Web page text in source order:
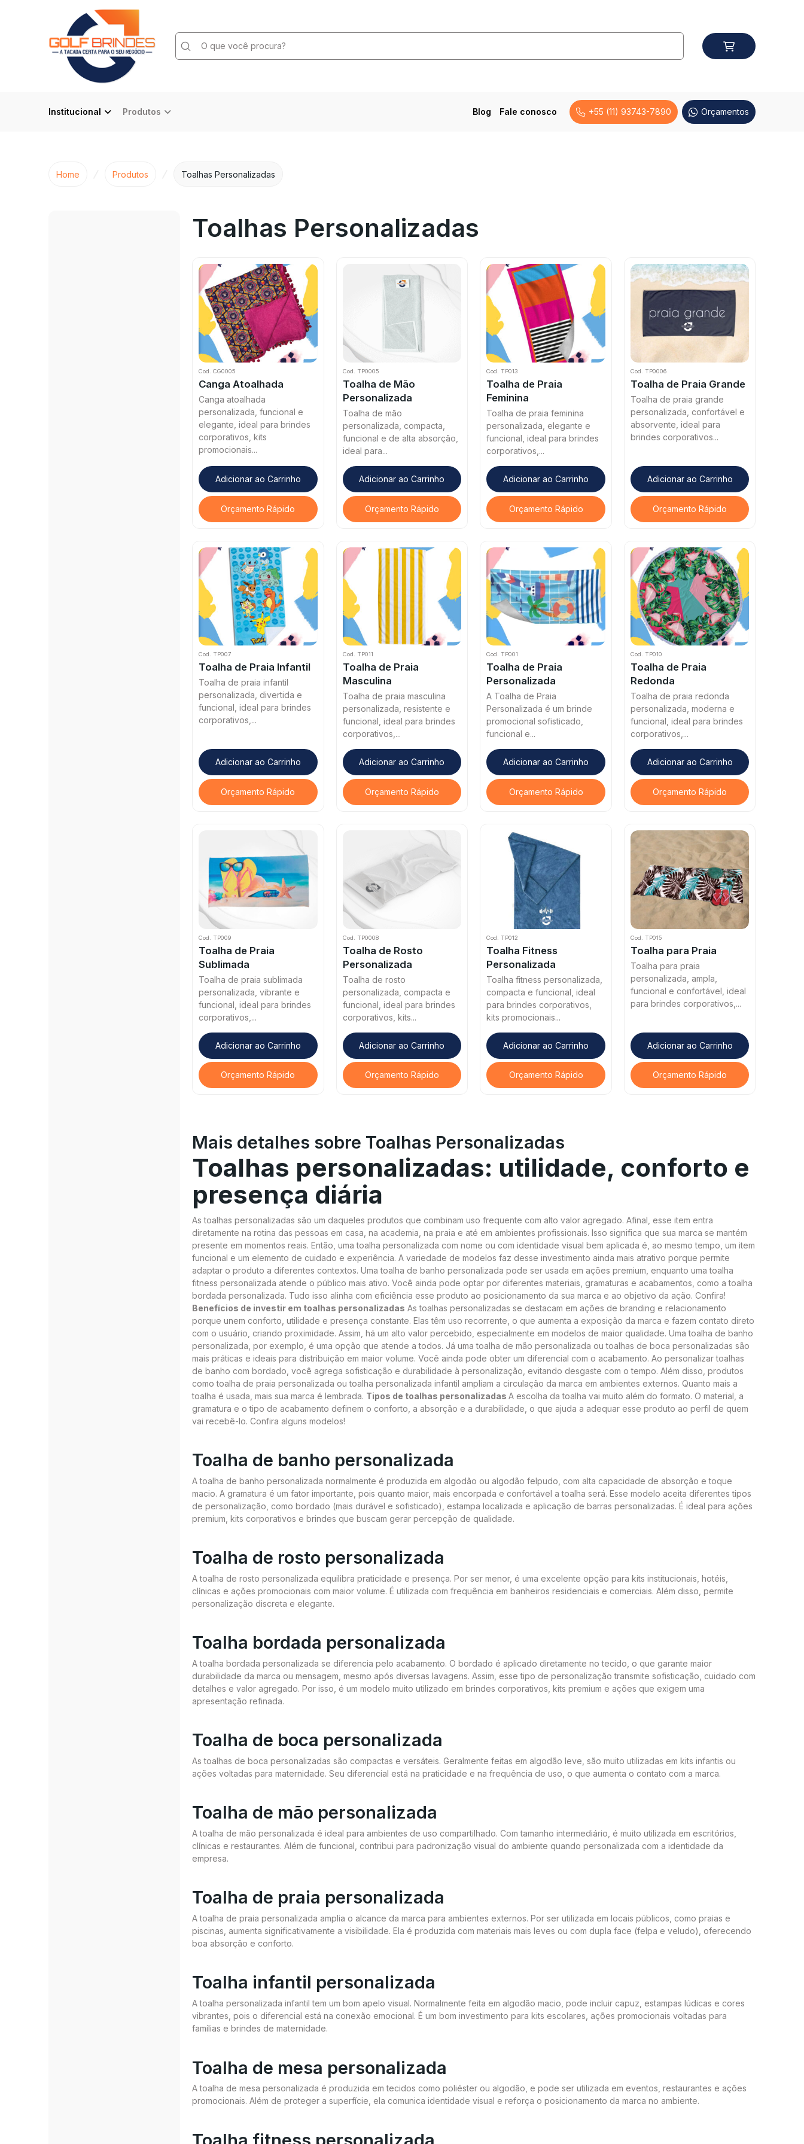
Search
Submit
Institucional Produtos Blog Fale conosco +55 (11) 93743-7890 Orçamentos
Home Produtos Toalhas Personalizadas
Toalhas Personalizadas
Cod. CG0005
Canga Atoalhada
Canga atoalhada
personalizada, funcional e
elegante, ideal para brindes
corporativos, kits
promocionais...
Adicionar ao Carrinho
Orçamento Rápido
Cod. TP0005
Toalha de Mão
Personalizada
Toalha de mão
personalizada, compacta,
funcional e de alta absorção,
ideal para...
Adicionar ao Carrinho
Orçamento Rápido
Cod. TP013
Toalha de Praia
Feminina
Toalha de praia feminina
personalizada, elegante e
funcional, ideal para brindes
corporativos,...
Adicionar ao Carrinho
Orçamento Rápido
Cod. TP0006
Toalha de Praia Grande
Toalha de praia grande
personalizada, confortável e
absorvente, ideal para
brindes corporativos...
Adicionar ao Carrinho
Orçamento Rápido
Cod. TP007
Toalha de Praia Infantil
Toalha de praia infantil
personalizada, divertida e
funcional, ideal para brindes
corporativos,...
Adicionar ao Carrinho
Orçamento Rápido
Cod. TP011
Toalha de Praia
Masculina
Toalha de praia masculina
personalizada, resistente e
funcional, ideal para brindes
corporativos,...
Adicionar ao Carrinho
Orçamento Rápido
Cod. TP001
Toalha de Praia
Personalizada
A Toalha de Praia
Personalizada é um brinde
promocional sofisticado,
funcional e...
Adicionar ao Carrinho
Orçamento Rápido
Cod. TP010
Toalha de Praia
Redonda
Toalha de praia redonda
personalizada, moderna e
funcional, ideal para brindes
corporativos,...
Adicionar ao Carrinho
Orçamento Rápido
Cod. TP009
Toalha de Praia
Sublimada
Toalha de praia sublimada
personalizada, vibrante e
funcional, ideal para brindes
corporativos,...
Adicionar ao Carrinho
Orçamento Rápido
Cod. TP0008
Toalha de Rosto
Personalizada
Toalha de rosto
personalizada, compacta e
funcional, ideal para brindes
corporativos, kits...
Adicionar ao Carrinho
Orçamento Rápido
Cod. TP012
Toalha Fitness
Personalizada
Toalha fitness personalizada,
compacta e funcional, ideal
para brindes corporativos,
kits promocionais...
Adicionar ao Carrinho
Orçamento Rápido
Cod. TP015
Toalha para Praia
Toalha para praia
personalizada, ampla,
funcional e confortável, ideal
para brindes corporativos,...
Adicionar ao Carrinho
Orçamento Rápido
Mais detalhes sobre Toalhas Personalizadas
Toalhas personalizadas: utilidade, conforto e
presença diária
As toalhas personalizadas são um daqueles produtos que combinam uso frequente com alto valor agregado. Afinal, esse item entra
diretamente na rotina das pessoas em casa, na academia, na praia e até em ambientes profissionais. Isso significa que sua marca se mantém
presente em momentos reais. Então, uma toalha personalizada com nome ou com identidade visual bem aplicada é, ao mesmo tempo, um item
funcional e um elemento de cuidado e experiência. A variedade de modelos faz desse investimento ainda mais atrativo porque permite
adaptar o produto a diferentes contextos. Uma toalha de banho personalizada pode ser usada em ações premium, enquanto uma toalha
fitness personalizada atende o público mais ativo. Você ainda pode optar por diferentes materiais, gramaturas e acabamentos, como a toalha
bordada personalizada. Tudo isso alinha com eficiência esse produto ao posicionamento da sua marca e ao objetivo da ação. Confira!
Benefícios de investir em toalhas personalizadas As toalhas personalizadas se destacam em ações de branding e relacionamento
porque unem conforto, utilidade e presença constante. Elas têm uso recorrente, o que aumenta a exposição da marca e fazem contato direto
com o usuário, criando proximidade. Assim, há um alto valor percebido, especialmente em modelos de maior qualidade. Uma toalha de banho
personalizada, por exemplo, é uma opção que atende a todos. Já uma toalha de mão personalizada ou toalhas de boca personalizadas são
mais práticas e ideais para distribuição em maior volume. Você ainda pode obter um diferencial com o acabamento. Ao personalizar toalhas
de banho com bordado, você agrega sofisticação e durabilidade à personalização, evitando desgaste com o tempo. Além disso, produtos
como toalha de praia personalizada ou toalha personalizada infantil ampliam a circulação da marca em ambientes externos. Quanto mais a
toalha é usada, mais sua marca é lembrada. Tipos de toalhas personalizadasA escolha da toalha vai muito além do formato. O material, a
gramatura e o tipo de acabamento definem o conforto, a absorção e a durabilidade, o que ajuda a adequar esse produto ao perfil de quem
vai recebê-lo. Confira alguns modelos!
Toalha de banho personalizada
A toalha de banho personalizada normalmente é produzida em algodão ou algodão felpudo, com alta capacidade de absorção e toque
macio. A gramatura é um fator importante, pois quanto maior, mais encorpada e confortável a toalha será. Esse modelo aceita diferentes tipos
de personalização, como bordado (mais durável e sofisticado), estampa localizada e aplicação de barras personalizadas. É ideal para ações
premium, kits corporativos e brindes que buscam gerar percepção de qualidade.
Toalha de rosto personalizada
A toalha de rosto personalizada equilibra praticidade e presença. Por ser menor, é uma excelente opção para kits institucionais, hotéis,
clínicas e ações promocionais com maior volume. É utilizada com frequência em banheiros residenciais e comerciais. Além disso, permite
personalização discreta e elegante.
Toalha bordada personalizada
A toalha bordada personalizada se diferencia pelo acabamento. O bordado é aplicado diretamente no tecido, o que garante maior
durabilidade da marca ou mensagem, mesmo após diversas lavagens. Assim, esse tipo de personalização transmite sofisticação, cuidado com
detalhes e valor agregado. Por isso, é um modelo muito utilizado em brindes corporativos, kits premium e ações que exigem uma
apresentação refinada.
Toalha de boca personalizada
As toalhas de boca personalizadas são compactas e versáteis. Geralmente feitas em algodão leve, são muito utilizadas em kits infantis ou
ações voltadas para maternidade. Seu diferencial está na praticidade e na frequência de uso, o que aumenta o contato com a marca.
Toalha de mão personalizada
A toalha de mão personalizada é ideal para ambientes de uso compartilhado. Com tamanho intermediário, é muito utilizada em escritórios,
clínicas e restaurantes. Além de funcional, contribui para padronização visual do ambiente quando personalizada com a identidade da
empresa.
Toalha de praia personalizada
A toalha de praia personalizada amplia o alcance da marca para ambientes externos. Por ser utilizada em locais públicos, como praias e
piscinas, aumenta significativamente a visibilidade. Ela é produzida com materiais mais leves ou com dupla face (felpa e veludo), oferecendo
boa absorção e conforto.
Toalha infantil personalizada
A toalha personalizada infantil tem um bom apelo visual. Normalmente feita em algodão macio, pode incluir capuz, estampas lúdicas e cores
vibrantes, pois o diferencial está na conexão emocional. É um bom investimento para kits escolares, ações promocionais voltadas para
famílias e brindes de maternidade.
Toalha de mesa personalizada
A toalha de mesa personalizada é produzida em tecidos como poliéster ou algodão, e pode ser utilizada em eventos, restaurantes e ações
promocionais. Além de proteger a superfície, ela comunica identidade visual e reforça o posicionamento da marca no ambiente.